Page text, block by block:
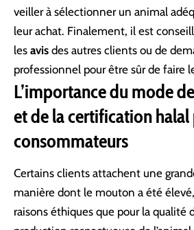
veiller à sélectionner un animal
leur achat. Finalement, il est
les avis des autres clients ou de
professionnel pour être sûr de faire
L’importance du mode
et de la certification
consommateurs
Certains clients attachent une
manière dont le mouton a été
raisons éthiques que pour la qualité